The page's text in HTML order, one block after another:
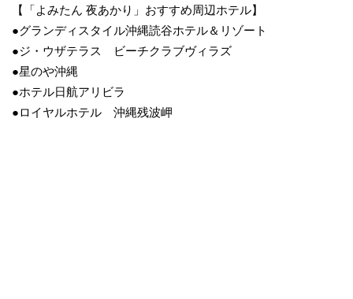
【「よみたん 夜あかり」おすすめ周辺ホテル】
●グランディスタイル沖縄読谷ホテル＆リゾート
●ジ・ウザテラス ビーチクラブヴィラズ
●星のや沖縄
●ホテル日航アリビラ
●ロイヤルホテル 沖縄残波岬